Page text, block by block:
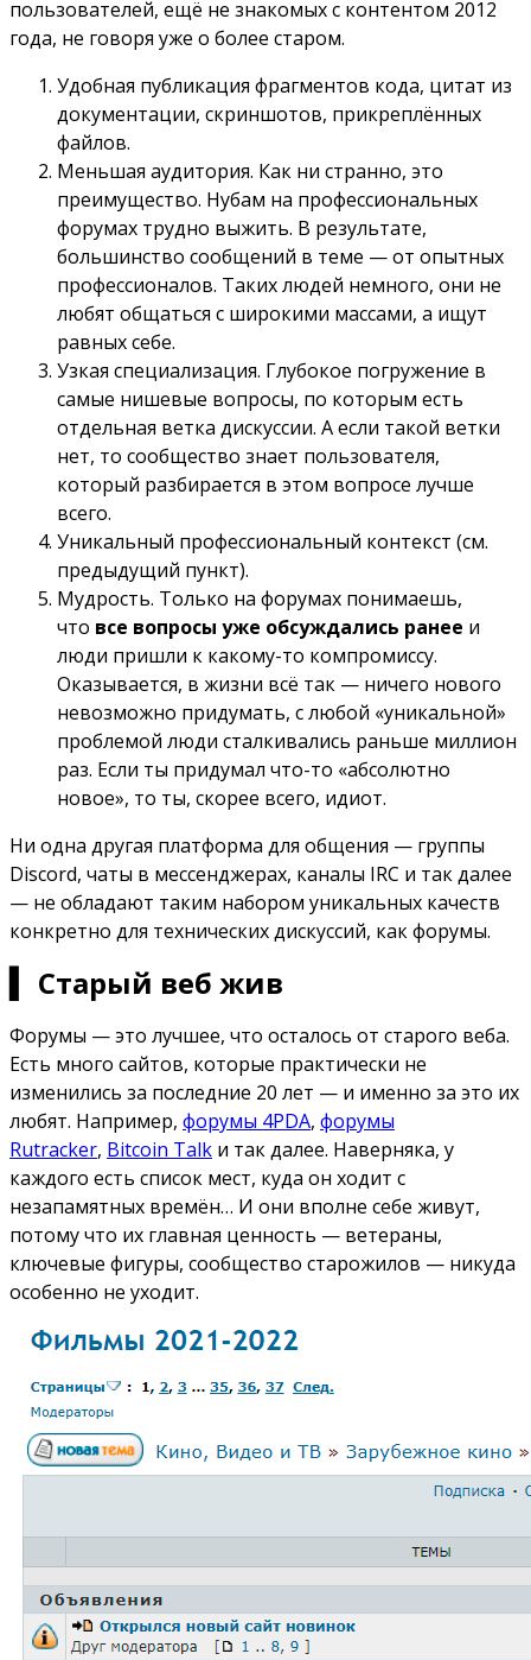
пользователей, ещё не знакомых с контентом 2012
года, не говоря уже о более старом.
Удобная публикация фрагментов кода, цитат из
документации, скриншотов, прикреплённых
файлов.
Меньшая аудитория. Как ни странно, это
преимущество. Нубам на профессиональных
форумах трудно выжить. В результате,
большинство сообщений в теме — от опытных
профессионалов. Таких людей немного, они не
любят общаться с широкими массами, а ищут
равных себе.
Узкая специализация. Глубокое погружение в
самые нишевые вопросы, по которым есть
отдельная ветка дискуссии. А если такой ветки
нет, то сообщество знает пользователя,
который разбирается в этом вопросе лучше
всего.
Уникальный профессиональный контекст (см.
предыдущий пункт).
Мудрость. Только на форумах понимаешь,
что все вопросы уже обсуждались ранее и
люди пришли к какому-то компромиссу.
Оказывается, в жизни всё так — ничего нового
невозможно придумать, с любой «уникальной»
проблемой люди сталкивались раньше миллион
раз. Если ты придумал что-то «абсолютно
новое», то ты, скорее всего, идиот.
Ни одна другая платформа для общения — группы
Discord, чаты в мессенджерах, каналы IRC и так далее
— не обладают таким набором уникальных качеств
конкретно для технических дискуссий, как форумы.
▍ Старый веб жив
Форумы — это лучшее, что осталось от старого веба.
Есть много сайтов, которые практически не
изменились за последние 20 лет — и именно за это их
любят. Например, форумы 4PDA, форумы
Rutracker, Bitcoin Talk и так далее. Наверняка, у
каждого есть список мест, куда он ходит с
незапамятных времён… И они вполне себе живут,
потому что их главная ценность — ветераны,
ключевые фигуры, сообщество старожилов — никуда
особенно не уходит.